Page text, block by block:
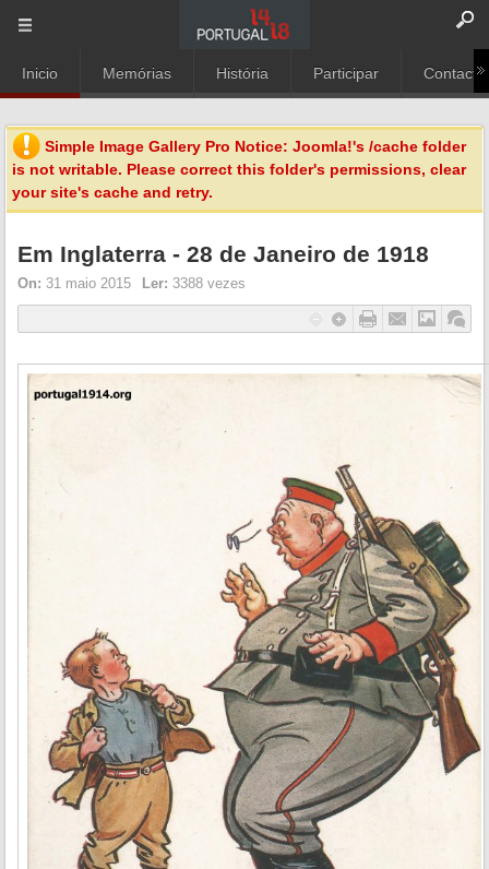
Inicio Memórias História Participar
Simple Image Gallery Pro Notice: Joomla!'s /cache folder
is not writable. Please correct this folder's permissions, clear
your site's cache and retry.
Em Inglaterra - 28 de Janeiro de 1918
On: 31 maio 2015 Ler: 3388 vezes